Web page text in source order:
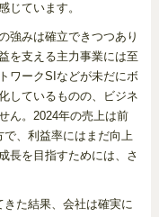
じています。
強みは確立できつつあり
を支える主力事業には至
ワークSIなどが未だにボ
しているものの、ビジネ
ん。2024年の売上は前
、利益率にはまだ向上
長を目指すためには、さ
た結果、会社は確実に